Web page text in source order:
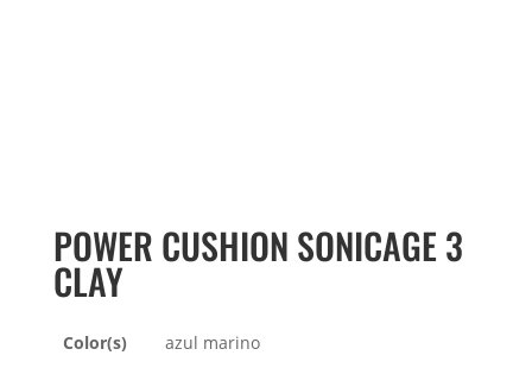
POWER CUSHION SONICAGE 3
CLAY
Color(s) azul marino